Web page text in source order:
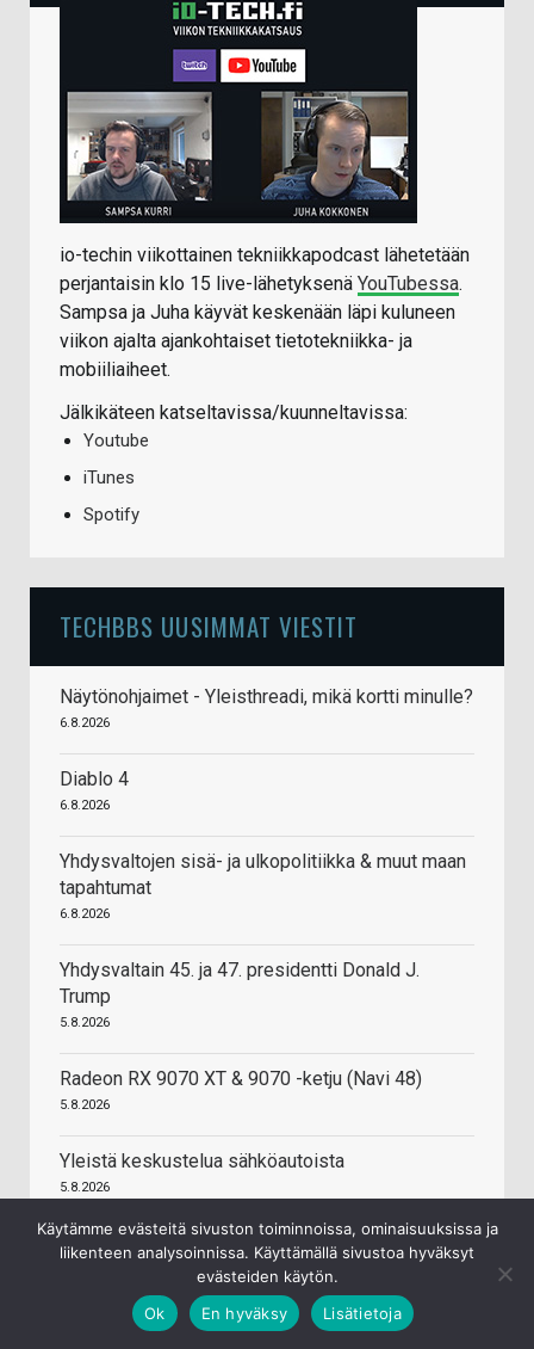
io-techin viikottainen tekniikkapodcast lähetetään
perjantaisin klo 15 live-lähetyksenä YouTubessa.
Sampsa ja Juha käyvät keskenään läpi kuluneen
viikon ajalta ajankohtaiset tietotekniikka- ja
mobiiliaiheet.
Jälkikäteen katseltavissa/kuunneltavissa:
Youtube
iTunes
Spotify
TECHBBS UUSIMMAT VIESTIT
Näytönohjaimet - Yleisthreadi, mikä kortti minulle?
6.8.2026
Diablo 4
6.8.2026
Yhdysvaltojen sisä- ja ulkopolitiikka & muut maan
tapahtumat
6.8.2026
Yhdysvaltain 45. ja 47. presidentti Donald J.
Trump
5.8.2026
Radeon RX 9070 XT & 9070 -ketju (Navi 48)
5.8.2026
Yleistä keskustelua sähköautoista
5.8.2026
Samsung Galaxy S24 / S24+ / S24 Ultra
Suomen valtion default 2030-luvulla
Käytämme evästeitä sivuston toiminnoissa, ominaisuuksissa ja
liikenteen analysoinnissa. Käyttämällä sivustoa hyväksyt
evästeiden käytön.
Ok
En hyväksy Lisätietoja